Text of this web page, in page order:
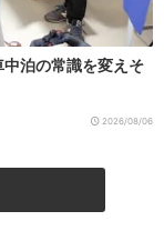
泊の常識を変えそ
2026/08/06